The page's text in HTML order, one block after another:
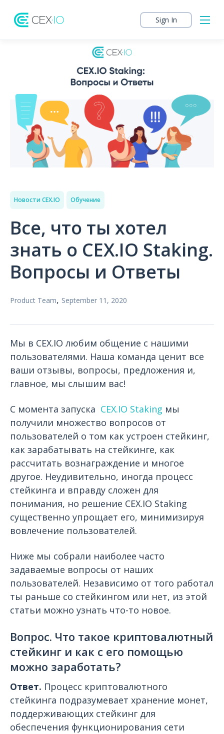
Sign In
Новости CEX.IO Обучение
Все, что ты хотел
знать о CEX.IO Staking.
Вопросы и Ответы
Product Team, September 11, 2020
Мы в CEX.IO любим общение с нашими
пользователями. Наша команда ценит все
ваши отзывы, вопросы, предложения и,
главное, мы слышим вас!
С момента запуска CEX.IO Staking мы
получили множество вопросов от
пользователей о том как устроен стейкинг,
как зарабатывать на стейкинге, как
рассчитать вознаграждение и многое
другое. Неудивительно, иногда процесс
стейкинга и вправду сложен для
понимания, но решение CEX.IO Staking
существенно упрощает его, минимизируя
вовлечение пользователей.
Ниже мы собрали наиболее часто
задаваемые вопросы от наших
пользователей. Независимо от того работал
ты раньше со стейкингом или нет, из этой
статьи можно узнать что-то новое.
Вопрос. Что такое криптовалютный
стейкинг и как с его помощью
можно заработать?
Ответ. Процесс криптовалютного
стейкинга подразумевает хранение монет,
поддерживающих стейкинг для
обеспечения функционирования сети